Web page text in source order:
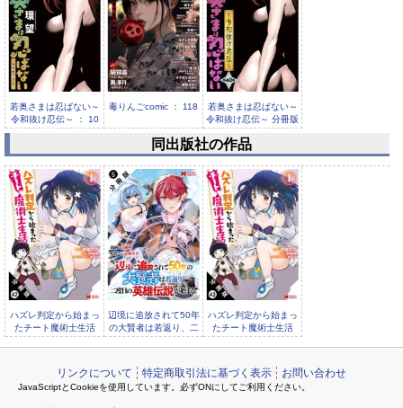
若奥さまは忍ばない～
令和抜け忍伝～ ： 10
毒りんごcomic ： 118
若奥さまは忍ばない～
令和抜け忍伝～ 分冊版
： ...
毒りんごcomic ： 117
同出版社の作品
ハズレ判定から始まっ
たチート魔術士生活
（コミック） 分冊版
辺境に追放されて50年
の大賢者は若返り、二
度目の英雄伝説が始
ハズレ判定から始まっ
たチート魔術士生活
（コミック） 分冊版
リンクについて 特定商取引法に基づく表示 お問い合わせ
JavaScriptとCookieを使用しています。必ずONにしてご利用ください。